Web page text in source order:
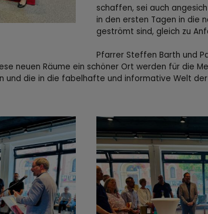
schaffen, sei auch
in den ersten Tagen in die
geströmt sind, gleich zu
Pfarrer Steffen Barth und
neuen Räume ein schöner Ort werden für die
und die in die fabelhafte und informative Welt